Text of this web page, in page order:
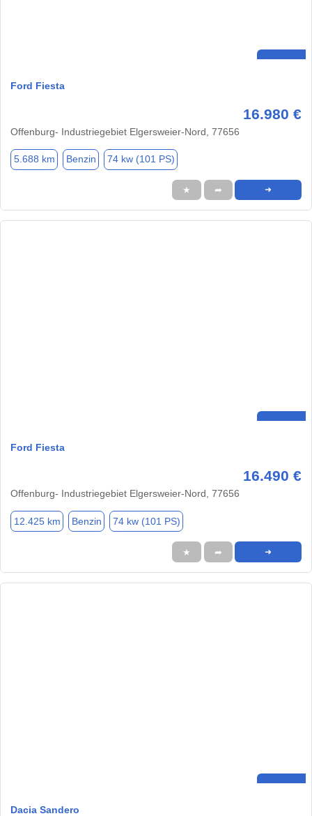
Ford Fiesta
16.980 €
Offenburg- Industriegebiet Elgersweier-Nord, 77656
5.688 km Benzin 74 kw (101 PS)
★ ➦ ➜
Ford Fiesta
16.490 €
Offenburg- Industriegebiet Elgersweier-Nord, 77656
12.425 km Benzin 74 kw (101 PS)
★ ➦ ➜
Dacia Sandero